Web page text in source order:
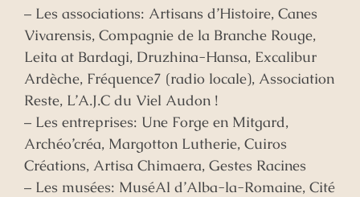
– Les associations: Artisans d’Histoire, Canes
Vivarensis, Compagnie de la Branche Rouge,
Leita at Bardagi, Druzhina-Hansa, Excalibur
Ardèche, Fréquence7 (radio locale), Association
Reste, L’A.J.C du Viel Audon !
– Les entreprises: Une Forge en Mitgard,
Archéo’créa, Margotton Lutherie, Cuiros
Créations, Artisa Chimaera, Gestes Racines
– Les musées: MuséAl d’Alba-la-Romaine, Cité